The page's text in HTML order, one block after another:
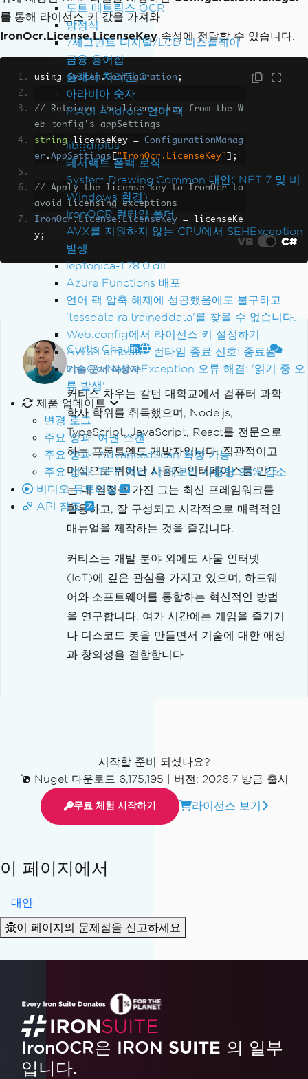
도트 매트릭스 OCR
방정식
7세그먼트 디지털/LCD 디스플레이
금융 용어집
슬래시 처리된 0
아라비아 숫자
MAUI Android 언어 팩
예외 메시지
libgdiplus
테서랙트 폴백 로직
System.Drawing.Common 대안(.NET 7 및 비
Windows 환경)
IronOCR 런타임 폴더
AVX를 지원하지 않는 CPU에서 SEHException
발생
leptonica-1.78.0.dll
Azure Functions 배포
언어 팩 압축 해제에 성공했음에도 불구하고
'tessdata ra.traineddata'를 찾을 수 없습니다.
Web.config에서 라이선스 키 설정하기
AWS Lambda - 런타임 종료 신호: 종료됨
IronOcrNativeException 오류 해결: '읽기 중 오
류 발생'
제품 업데이트
변경 로그
주요 성과: 여권 스캔
주요 성과: AdvancedScan 확장 기능
주요 성과: TIFF 처리 시 메모리 사용량 98% 감소
비디오 튜토리얼
API 참조
를 통해 라이선스 키 값을 가져와
IronOcr.License.LicenseKey속성에 전달할 수 있습니다.
using System .Configuration ;
// Retrieve the license key from the W
eb.config's appSettings
string licenseKey =
ConfigurationManag
er . AppSettings ["IronOcr.LicenseKey" ];
// Apply the license key to IronOcr to
avoid licensing exceptions
IronOcr.License .LicenseKey = licenseKe
y; VB C#
Curtis Chau
기술 문서 작성자
커티스 차우는 칼턴 대학교에서 컴퓨터 과학
학사 학위를 취득했으며, Node.js,
TypeScript, JavaScript, React를 전문으로
하는 프론트엔드 개발자입니다. 직관적이고
미적으로 뛰어난 사용자 인터페이스를 만드
는 데 열정을 가진 그는 최신 프레임워크를
활용하고, 잘 구성되고 시각적으로 매력적인
매뉴얼을 제작하는 것을 즐깁니다.
커티스는 개발 분야 외에도 사물 인터넷
(IoT)에 깊은 관심을 가지고 있으며, 하드웨
어와 소프트웨어를 통합하는 혁신적인 방법
을 연구합니다. 여가 시간에는 게임을 즐기거
나 디스코드 봇을 만들면서 기술에 대한 애정
과 창의성을 결합합니다.
시작할 준비 되셨나요?
Nuget 다운로드 6,175,195
버전: 2026.7 방금 출시
무료 체험 시작하기 라이선스 보기
이 페이지에서
대안
이 페이지의 문제점을 신고하세요
IronOCR은 IRON SUITE 의 일부
입니다.